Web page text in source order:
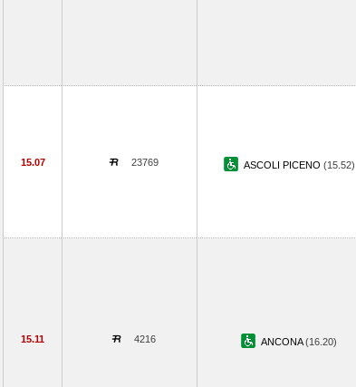
15.07 23769 ASCOLI PICENO (15.52)
15.11 4216 ANCONA(16.20)